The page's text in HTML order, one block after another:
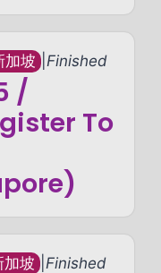
加坡 Finished
/
To
加坡 Finished